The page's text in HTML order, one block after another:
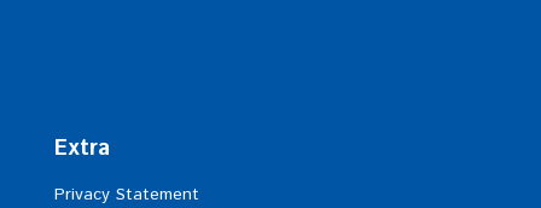
Extra
Privacy Statement